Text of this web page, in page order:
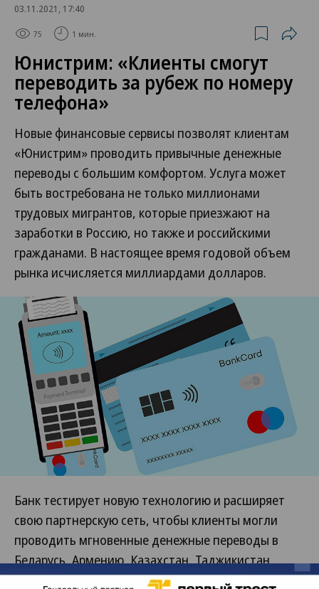
03.11.2021, 17:40
75 1 мин.
Юнистрим: «Клиенты смогут
переводить за рубеж по номеру
телефона»
Новые финансовые сервисы позволят клиентам
«Юнистрим» проводить привычные денежные
переводы с большим комфортом. Услуга может
быть востребована не только миллионами
трудовых мигрантов, которые приезжают на
заработки в Россию, но также и российскими
гражданами. В настоящее время годовой объем
рынка исчисляется миллиардами долларов.
Банк тестирует новую технологию и расширяет
свою партнерскую сеть, чтобы клиенты могли
проводить мгновенные денежные переводы в
Беларусь, Армению, Казахстан, Таджикистан,
Узбекистан, Молдавию и другие популярные